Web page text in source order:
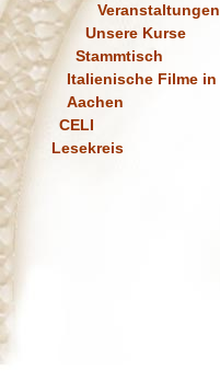
Veranstaltungen
Unsere Kurse
Stammtisch
Italienische Filme in
Aachen
CELI
Lesekreis